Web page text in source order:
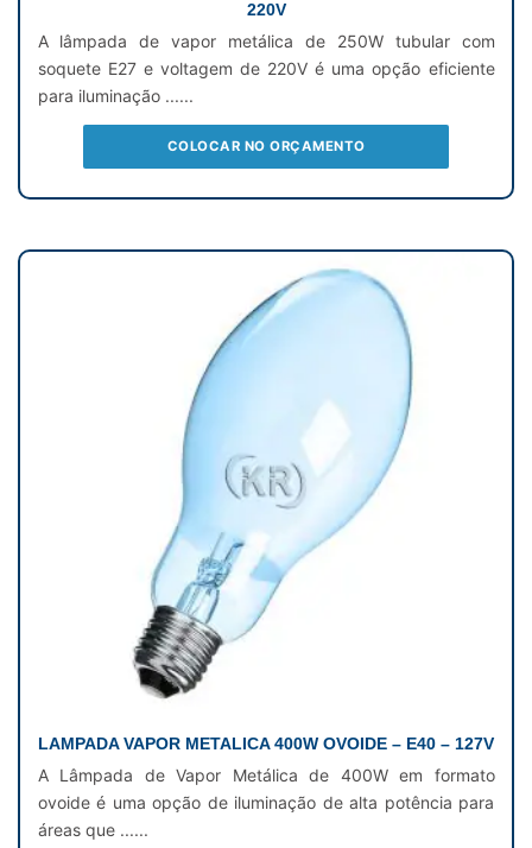
220V
A lâmpada de vapor metálica de 250W tubular com
soquete E27 e voltagem de 220V é uma opção eficiente
para iluminação ......
COLOCAR NO ORÇAMENTO
LAMPADA VAPOR METALICA 400W OVOIDE – E40 – 127V
A Lâmpada de Vapor Metálica de 400W em formato
ovoide é uma opção de iluminação de alta potência para
áreas que ......